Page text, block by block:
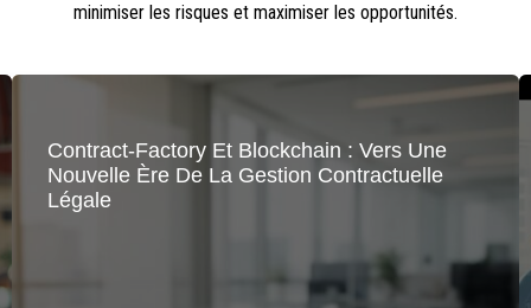
minimiser les risques et maximiser les opportunités.
Contract-Factory Et Blockchain : Vers Une
Nouvelle Ère De La Gestion Contractuelle
Légale